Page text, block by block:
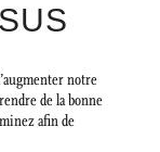
notre
de la bonne
afin de